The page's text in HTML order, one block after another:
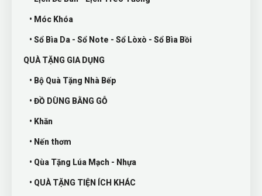
• Móc Khóa
• Sổ Bìa Da - Sổ Note - Sổ Lòxò - Sổ Bìa Bồi
QUÀ TẶNG GIA DỤNG
• Bộ Quà Tặng Nhà Bếp
• ĐỒ DÙNG BẰNG GỖ
• Khăn
• Nến thơm
• Qùa Tặng Lúa Mạch - Nhựa
• QUÀ TẶNG TIỆN ÍCH KHÁC